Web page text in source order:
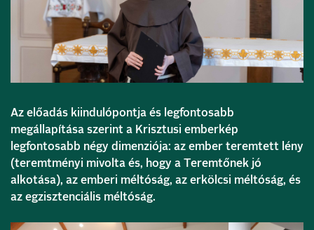
Az előadás kiindulópontja és legfontosabb
megállapítása szerint a Krisztusi emberkép
legfontosabb négy dimenziója: az ember teremtett lény
(teremtményi mivolta és, hogy a Teremtőnek jó
alkotása), az emberi méltóság, az erkölcsi méltóság, és
az egzisztenciális méltóság.